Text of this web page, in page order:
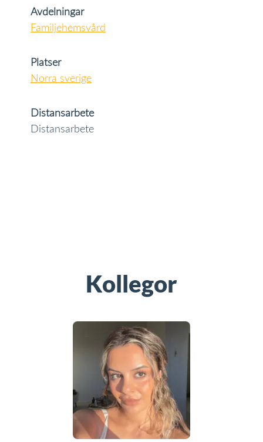
Avdelningar
Familjehemsvård
Platser
Norra sverige
Distansarbete
Distansarbete
Kollegor